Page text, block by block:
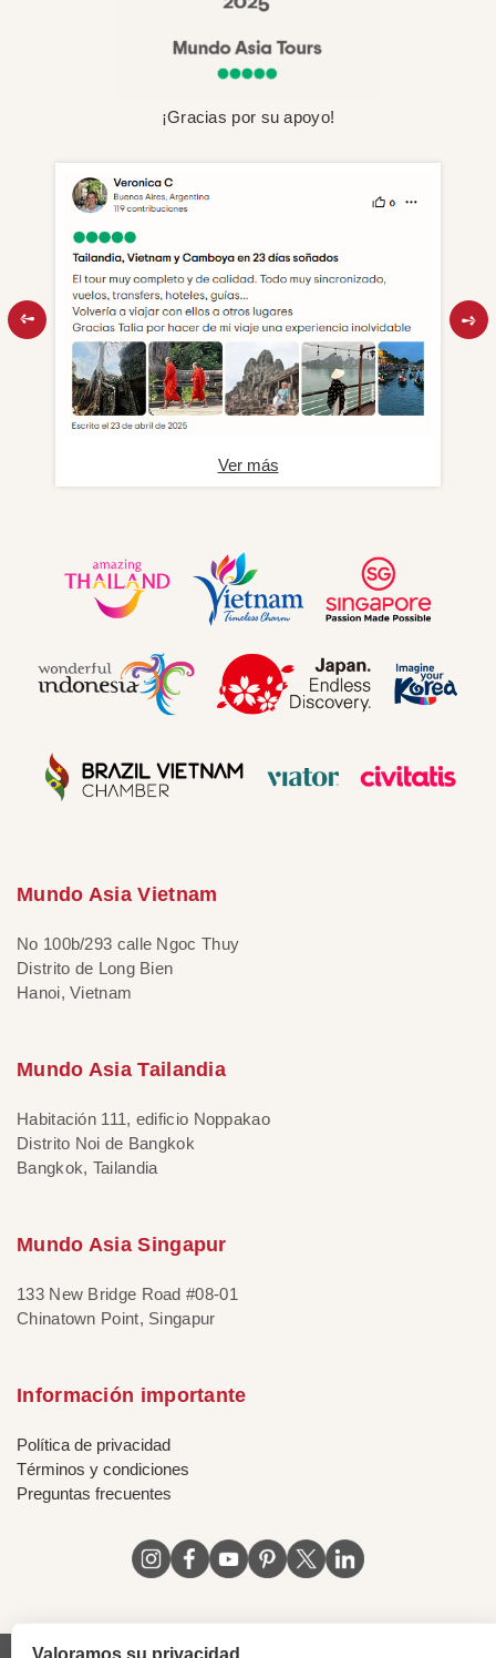
¡Gracias por su apoyo!
Ver más
Mundo Asia Vietnam
No 100b/293 calle Ngoc Thuy
Distrito de Long Bien
Hanoi, Vietnam
Mundo Asia Tailandia
Habitación 111, edificio Noppakao
Distrito Noi de Bangkok
Bangkok, Tailandia
Mundo Asia Singapur
133 New Bridge Road #08-01
Chinatown Point, Singapur
Información importante
Política de privacidad
Términos y condiciones
Preguntas frecuentes
Valoramos su privacidad